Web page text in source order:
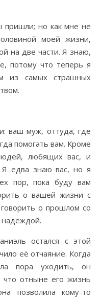
пришли; но как мне не
моей жизни,
на две части. Я знаю,
потому что теперь я
из самых страшных
ваш муж, оттуда, где
помогать вам. Кроме
любящих вас, и
едва знаю вас, но я
пор, пока буду вам
о вашей жизни с
о прошлом со
остался с этой
её отчаяние. Когда
пора уходить, он
что отныне его жизнь
позволила кому-то